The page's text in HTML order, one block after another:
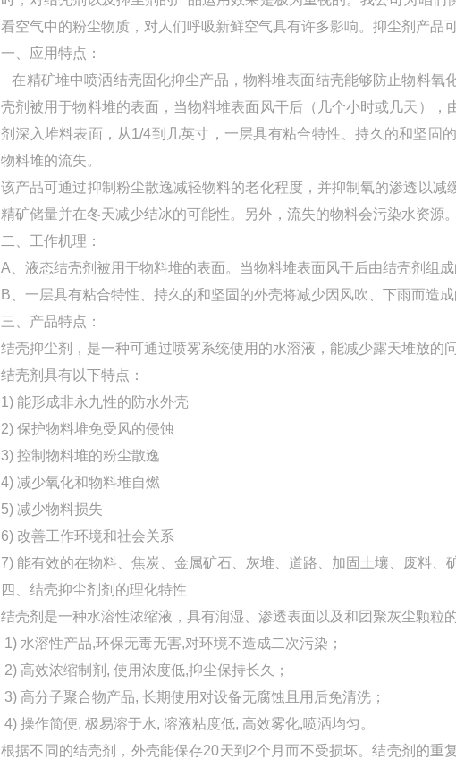
看空气中的粉尘物质，对人们呼吸新鲜空气具有许多影响。抑尘剂产品
一、应用特点：
在精矿堆中喷洒结壳固化抑尘产品，物料堆表面结壳能够防止物料氧
壳剂被用于物料堆的表面，当物料堆表面风干后（几个小时或几天）
剂深入堆料表面，从1/4到几英寸，一层具有粘合特性、持久的和坚固
物料堆的流失。
该产品可通过抑制粉尘散逸减轻物料的老化程度，并抑制氧的渗透以
精矿储量并在冬天减少结冰的可能性。另外，流失的物料会污染水资源。
二、工作机理：
A、液态结壳剂被用于物料堆的表面。当物料堆表面风干后由结壳剂组
B、一层具有粘合特性、持久的和坚固的外壳将减少因风吹、下雨而造
三、产品特点：
结壳抑尘剂，是一种可通过喷雾系统使用的水溶液，能减少露天堆放的
结壳剂具有以下特点：
1) 能形成非永九性的防水外壳
2) 保护物料堆免受风的侵蚀
3) 控制物料堆的粉尘散逸
4) 减少氧化和物料堆自燃
5) 减少物料损失
6) 改善工作环境和社会关系
7) 能有效的在物料、焦炭、金属矿石、灰堆、道路、加固土壤、废料、
四、结壳抑尘剂剂的理化特性
结壳剂是一种水溶性浓缩液，具有润湿、渗透表面以及和团聚灰尘颗粒的
1) 水溶性产品,环保无毒无害,对环境不造成二次污染；
2) 高效浓缩制剂, 使用浓度低,抑尘保持长久；
3) 高分子聚合物产品, 长期使用对设备无腐蚀且用后免清洗；
4) 操作简便, 极易溶于水, 溶液粘度低, 高效雾化,喷洒均匀。
根据不同的结壳剂，外壳能保存20天到2个月而不受损坏。结壳剂的